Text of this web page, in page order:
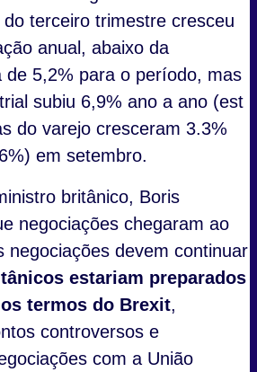
terceiro trimestre cresceu
anual, abaixo da
de 5,2% para o período, mas
subiu 6,9% ano a ano (est
do varejo cresceram 3.3%
em setembro.
britânico, Boris
negociações chegaram ao
negociações devem continuar
estariam preparados
termos do Brexit,
controversos e
com a União